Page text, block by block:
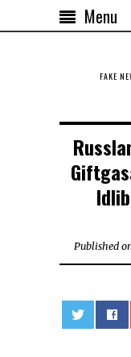
Menu
FAKE
Published